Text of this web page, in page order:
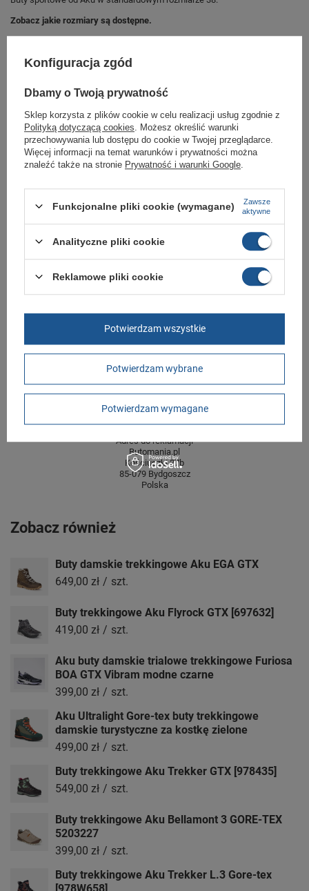
Zobacz jakie rozmiary są dostępne.
Kupując w naszym sklepie internetowym masz gwarancję, że towar jest
podania przyczyny.
Marka Aku
Gwarancja Gwarancja
Materiał zewnętrzny skóra naturalna
Zapięcie
centymetrach
Więcej
centymetrach
Więcej
Wysokość towaru w
centymetrach
Więcej
12
GWARANCJA
Czas na reklamację z tytułu rękojmi
Adres do reklamacji
Butomania.pl
Kościuszki 27b
85-079 Bydgoszcz
Polska
Zobacz również
Buty damskie trekkingowe Aku EGA GTX
649,00 zł / szt.
Buty trekkingowe Aku Flyrock GTX [697632]
419,00 zł / szt.
Aku buty damskie trialowe trekkingowe Furiosa
BOA GTX Vibram modne czarne
399,00 zł / szt.
Aku Ultralight Gore-tex buty trekkingowe
damskie turystyczne za kostkę zielone
499,00 zł / szt.
Buty trekkingowe Aku Trekker GTX [978435]
549,00 zł / szt.
Buty trekkingowe Aku Bellamont 3 GORE-TEX
5203227
399,00 zł / szt.
Buty trekkingowe Aku Trekker L.3 Gore-tex
Konfiguracja zgód
Dbamy o Twoją prywatność
Sklep korzysta z plików cookie w celu realizacji usług zgodnie z
Polityką dotyczącą cookies . Możesz określić warunki
przechowywania lub dostępu do cookie w Twojej przeglądarce.
Więcej informacji na temat warunków i prywatności można
znaleźć także na stronie Prywatność i warunki Google
Funkcjonalne pliki cookie (wymagane)
Zawsze
aktywne
Analityczne pliki cookie
Reklamowe pliki cookie
Potwierdzam wybrane
Potwierdzam wymagane
Potwierdzam wszystkie